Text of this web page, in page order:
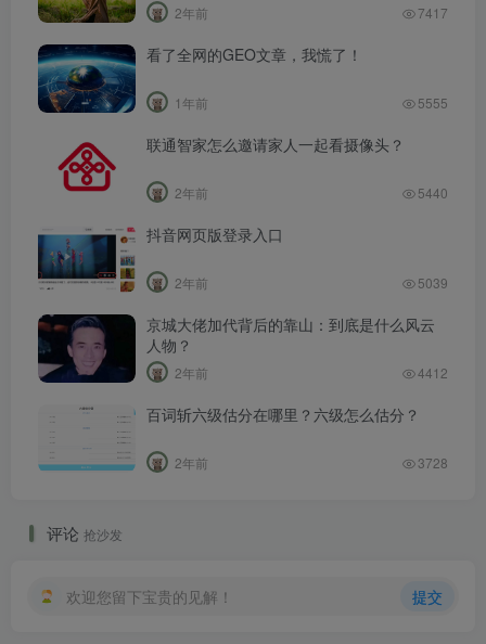
2年前 7417
看了全网的GEO文章，我慌了！
1年前 5555
联通智家怎么邀请家人一起看摄像头？
2年前 5440
抖音网页版登录入口
2年前 5039
京城大佬加代背后的靠山：到底是什么风云
人物？
2年前 4412
百词斩六级估分在哪里？六级怎么估分？
2年前 3728
评论 抢沙发
欢迎您留下宝贵的见解！ 提交